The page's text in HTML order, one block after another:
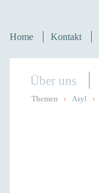
Home Kontakt
Über uns
Themen › Asyl ›